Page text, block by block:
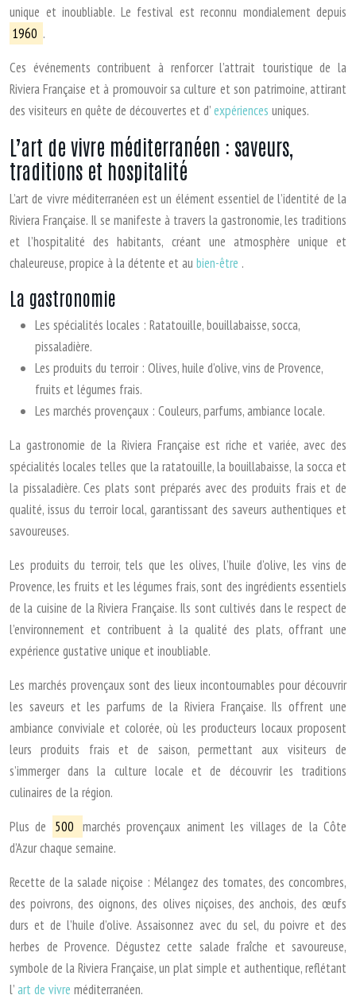
unique et inoubliable. Le festival est reconnu mondialement depuis
1960 .
Ces événements contribuent à renforcer l’attrait touristique de la
Riviera Française et à promouvoir sa culture et son patrimoine, attirant
des visiteurs en quête de découvertes et d’expériences uniques.
L’art de vivre méditerranéen : saveurs,
traditions et hospitalité
L’art de vivre méditerranéen est un élément essentiel de l’identité de la
Riviera Française. Il se manifeste à travers la gastronomie, les traditions
et l’hospitalité des habitants, créant une atmosphère unique et
chaleureuse, propice à la détente et au bien-être .
La gastronomie
Les spécialités locales : Ratatouille, bouillabaisse, socca,
pissaladière.
Les produits du terroir : Olives, huile d’olive, vins de Provence,
fruits et légumes frais.
Les marchés provençaux : Couleurs, parfums, ambiance locale.
La gastronomie de la Riviera Française est riche et variée, avec des
spécialités locales telles que la ratatouille, la bouillabaisse, la socca et
la pissaladière. Ces plats sont préparés avec des produits frais et de
qualité, issus du terroir local, garantissant des saveurs authentiques et
savoureuses.
Les produits du terroir, tels que les olives, l’huile d’olive, les vins de
Provence, les fruits et les légumes frais, sont des ingrédients essentiels
de la cuisine de la Riviera Française. Ils sont cultivés dans le respect de
l’environnement et contribuent à la qualité des plats, offrant une
expérience gustative unique et inoubliable.
Les marchés provençaux sont des lieux incontournables pour découvrir
les saveurs et les parfums de la Riviera Française. Ils offrent une
ambiance conviviale et colorée, où les producteurs locaux proposent
leurs produits frais et de saison, permettant aux visiteurs de
s’immerger dans la culture locale et de découvrir les traditions
culinaires de la région.
Plus de 500 marchés provençaux animent les villages de la Côte
d’Azur chaque semaine.
Recette de la salade niçoise : Mélangez des tomates, des concombres,
des poivrons, des oignons, des olives niçoises, des anchois, des œufs
durs et de l’huile d’olive. Assaisonnez avec du sel, du poivre et des
herbes de Provence. Dégustez cette salade fraîche et savoureuse,
symbole de la Riviera Française, un plat simple et authentique, reflétant
l’art de vivre méditerranéen.